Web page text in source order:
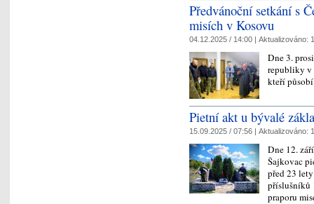
Předvánoční setkání s
misích v Kosovu
04.12.2025 / 14:00 | Aktualizováno:
Dne 3.
republiky v
kteří
Pietní akt u bývalé
15.09.2025 / 07:56 | Aktualizováno:
Dne 12.
Šajkovac
před 23
příslušníků
praporu